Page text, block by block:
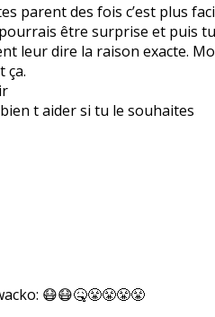
parent des fois c’est plus
être surprise et puis
leur dire la raison exacte.
ça.
t aider si tu le souhaites
😷😷🤒😤😤😤😤